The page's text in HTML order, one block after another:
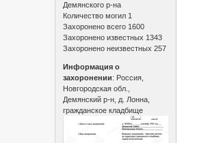
Демянского р-на
Количество могил 1
Захоронено всего 1600
Захоронено известных 1343
Захоронено неизвестных 257
Информация о
захоронении: Россия,
Новгородская обл.,
Демянский р-н, д. Лонна,
гражданское кладбище